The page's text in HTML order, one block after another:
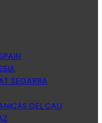
SEGARRA
DEL CAU